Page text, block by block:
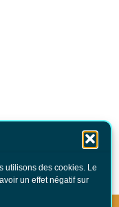
utilisons des cookies. Le
un effet négatif sur